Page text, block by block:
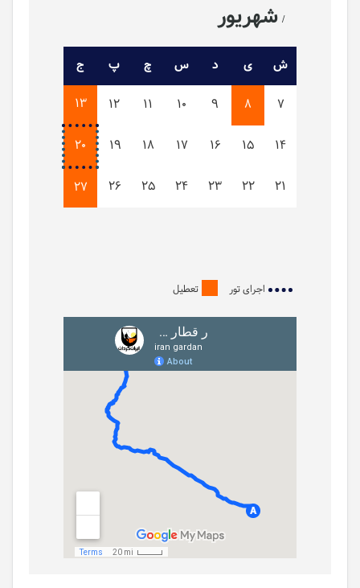
شهریور
ش ی د س چ پ
ج
7
8
9
10
11
12
13
14
15
16
17
18
19
20
21
22
23
24
25
26
27
اجرای تور تعطیل